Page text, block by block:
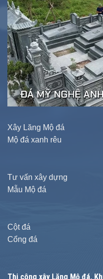
Xây Lăng Mộ đá
Mộ đá xanh rêu
Tư vấn xây dựng
Mẫu Mộ đá
Cột đá
Cổng đá
Thi công xây Lăng Mộ đá,